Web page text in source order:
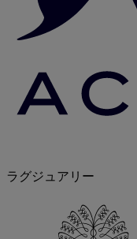
ラグジュアリー